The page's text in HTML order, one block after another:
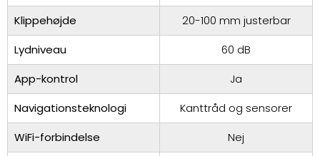
Klippehøjde
20-100 mm justerbar
Lydniveau
60 dB
App-kontrol
Ja
Navigationsteknologi
Kanttråd og sensorer
WiFi-forbindelse
Nej